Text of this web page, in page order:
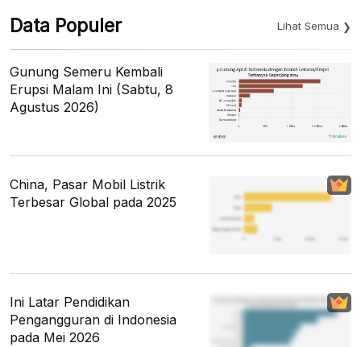
Data Populer Lihat Semua
Gunung Semeru Kembali
Erupsi Malam Ini (Sabtu, 8
Agustus 2026)
China, Pasar Mobil Listrik
Terbesar Global pada 2025
Ini Latar Pendidikan
Pengangguran di Indonesia
pada Mei 2026